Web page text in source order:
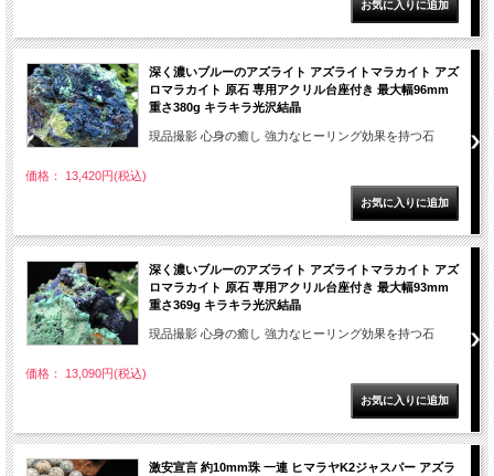
深く濃いブルーのアズライト アズライトマラカイト アズ
ロマラカイト 原石 専用アクリル台座付き 最大幅96mm
重さ380g キラキラ光沢結晶
現品撮影 心身の癒し 強力なヒーリング効果を持つ石
価格： 13,420円(税込)
深く濃いブルーのアズライト アズライトマラカイト アズ
ロマラカイト 原石 専用アクリル台座付き 最大幅93mm
重さ369g キラキラ光沢結晶
現品撮影 心身の癒し 強力なヒーリング効果を持つ石
価格： 13,090円(税込)
激安宣言 約10mm珠 一連 ヒマラヤK2ジャスパー アズラ